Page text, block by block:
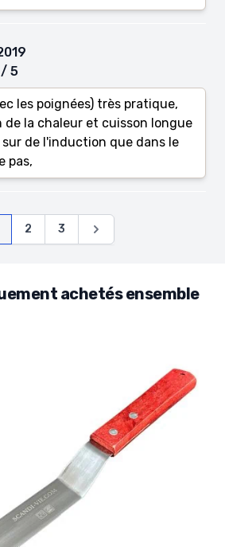
5
les poignées) très pratique,
de la chaleur et cuisson longue
sur de l'induction que dans le
pas,
Page
lisez actuellement la page
Page
2 Page
3 Page
achetés ensemble